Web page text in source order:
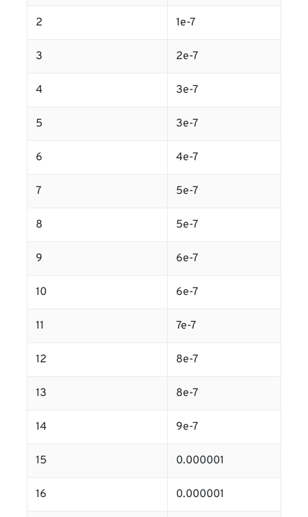
2 1e-7
3 2e-7
4 3e-7
5 3e-7
6 4e-7
7 5e-7
8 5e-7
9 6e-7
10 6e-7
11 7e-7
12 8e-7
13 8e-7
14 9e-7
15 0.000001
16 0.000001